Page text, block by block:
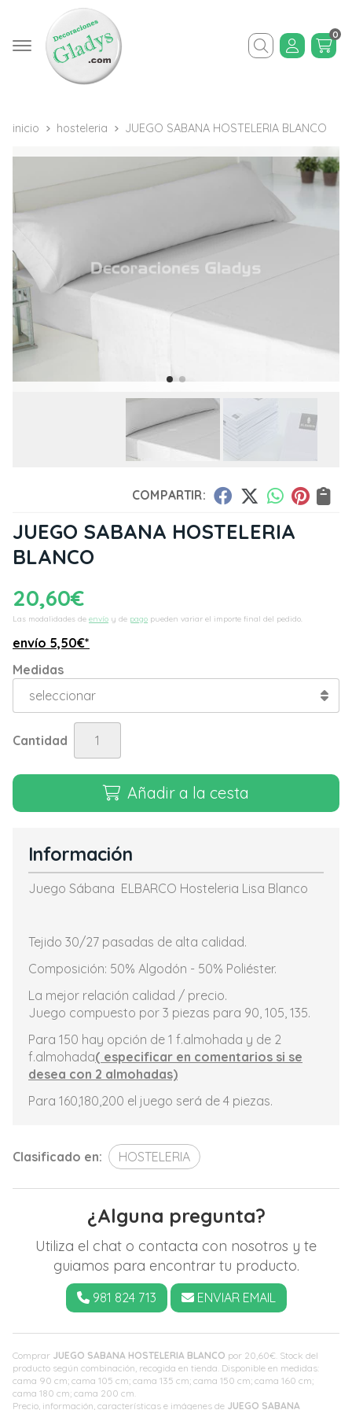
Buscar
0
inicio hosteleria JUEGO SABANA HOSTELERIA BLANCO
COMPARTIR:
JUEGO SABANA HOSTELERIA
BLANCO
20,60€
Las modalidades de envío y de pago pueden variar el importe final del pedido.
envío 5,50€*
Medidas
Cantidad
Añadir a la cesta
Comprar JUEGO SABANA HOSTELERIA BLANCO por 20,60€ . Stock del
producto según combinación, recogida en tienda. Disponible en medidas:
cama 90 cm; cama 105 cm; cama 135 cm; cama 150 cm; cama 160 cm;
cama 180 cm; cama 200 cm.
Precio, información, características e imágenes de JUEGO SABANA
Información
Juego Sábana ELBARCO Hosteleria Lisa Blanco
Tejido 30/27 pasadas de alta calidad.
Composición: 50% Algodón - 50% Poliéster.
La mejor relación calidad / precio.
Juego compuesto por 3 piezas para 90, 105, 135.
Para 150 hay opción de 1 f.almohada y de 2
f.almohada( especificar en comentarios si se
desea con 2 almohadas)
Para 160,180,200 el juego será de 4 piezas.
Clasificado en: HOSTELERIA
¿Alguna pregunta?
Utiliza el chat o contacta con nosotros y te
guiamos para encontrar tu producto.
981 824 713 ENVIAR EMAIL